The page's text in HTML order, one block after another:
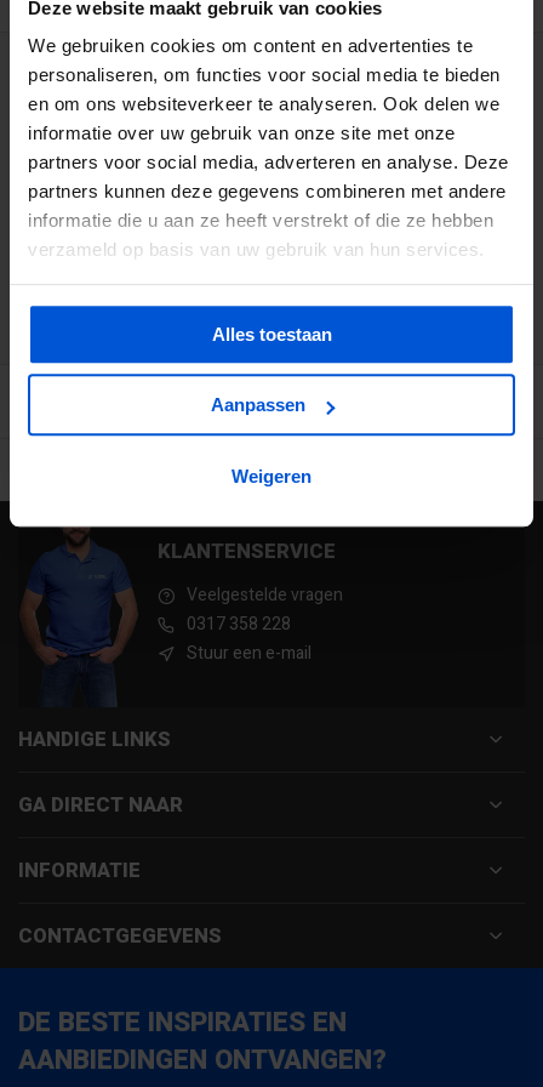
Deze website maakt gebruik van cookies
We gebruiken cookies om content en advertenties te
personaliseren, om functies voor social media te bieden
en om ons websiteverkeer te analyseren. Ook delen we
informatie over uw gebruik van onze site met onze
partners voor social media, adverteren en analyse. Deze
partners kunnen deze gegevens combineren met andere
informatie die u aan ze heeft verstrekt of die ze hebben
verzameld op basis van uw gebruik van hun services.
Alles toestaan
Aanpassen
Weigeren
WIJ HELPEN JE GRAAG
0317 358 228
info@dejonghandelsonderneming.nl
3194 klanten geven ons een 9.1 op
Ruime voorraad in kwalitatieve producten
KLANTENSERVICE
Veelgestelde vragen
0317 358 228
Stuur een e-mail
HANDIGE LINKS
GA DIRECT NAAR
INFORMATIE
CONTACTGEGEVENS
DE BESTE INSPIRATIES EN
AANBIEDINGEN ONTVANGEN?